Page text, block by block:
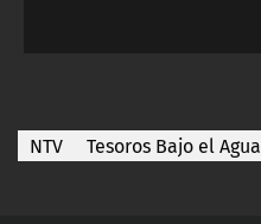
NTV Tesoros Bajo el Agua